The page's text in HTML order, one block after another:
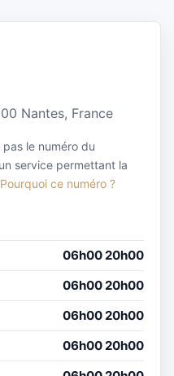
Nantes, France
le numéro du
service permettant la
Pourquoi ce numéro ?
06h00 20h00
06h00 20h00
06h00 20h00
06h00 20h00